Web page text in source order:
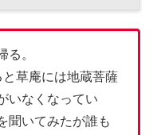
る。
草庵には地蔵菩薩
いなくなってい
聞いてみたが誰も